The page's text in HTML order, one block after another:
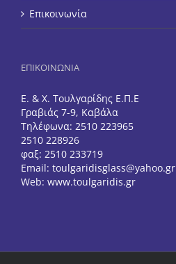
Επικοινωνία
ΕΠΙΚΟΙΝΩΝΙΑ
Ε. & Χ. Τουλγαρίδης Ε.Π.Ε
Γραβιάς 7-9, Καβάλα
Τηλέφωνα: 2510 223965
2510 228926
φαξ: 2510 233719
Email: toulgaridisglass@yahoo.gr
Web: www.toulgaridis.gr